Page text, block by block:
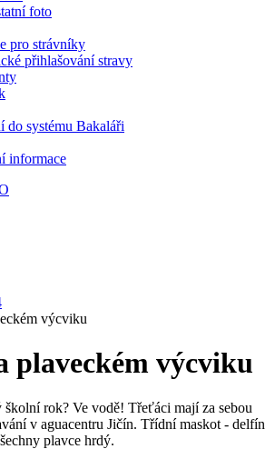
foto
pro strávníky
přihlašování stravy
do systému Bakaláři
informace
výcviku
plaveckém výcviku
školní rok? Ve vodě! Třeťáci mají za sebou
v aguacentru Jičín. Třídní maskot - delfín
plavce hrdý.